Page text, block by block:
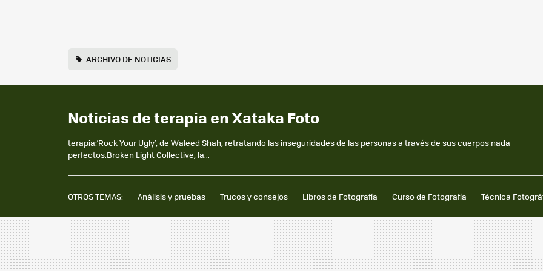
ARCHIVO DE NOTICIAS
Noticias de terapia en Xataka Foto
terapia:‘Rock Your Ugly’, de Waleed Shah, retratando las inseguridades de las personas a través de sus cuerpos nada
perfectos.Broken Light Collective, la...
OTROS TEMAS: Análisis y pruebas Trucos y consejos Libros de Fotografía Curso de Fotografía Técnica